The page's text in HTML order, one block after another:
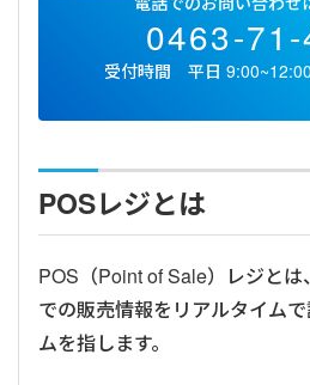
0463-
受付時間 平日
POSレジとは
POS（Point of Sale）レジと
での販売情報をリアルタイム
ムを指します。